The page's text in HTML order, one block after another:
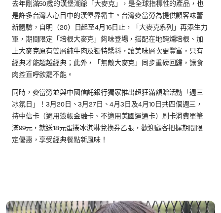
去年剛滿50歲的漢堡潮爺「大麥克」，是全球指標性的產品，也
是許多台灣人心目中的漢堡界霸主。台灣麥當勞為提供顧客味蕾
新體驗，自明（20）日起至4月16日止，「大麥克系列」再添生力
軍，期間限定「培根大麥克」夠味登場，搭配在地醃燻培根、加
上大麥克原有雙層純牛肉及獨特醬料，讓美味層次更豐富，只有
經典才能超越經典；此外，「無敵大麥克」同步重磅回歸，讓食
肉控直呼欲罷不能。
同時，麥當勞並與中國信託銀行獨家推出超狂滿額贈活動「週三
冰氛日」！3月20日、3月27日、4月3日及4月10日共四個週三，
持中信卡（適用簽帳金融卡、不適用美國運通卡）刷卡消費單筆
滿99元，就送18元蛋捲冰淇淋兌換券乙張，歡迎顧客把握期間限
定優惠，享受經典餐點新風味！